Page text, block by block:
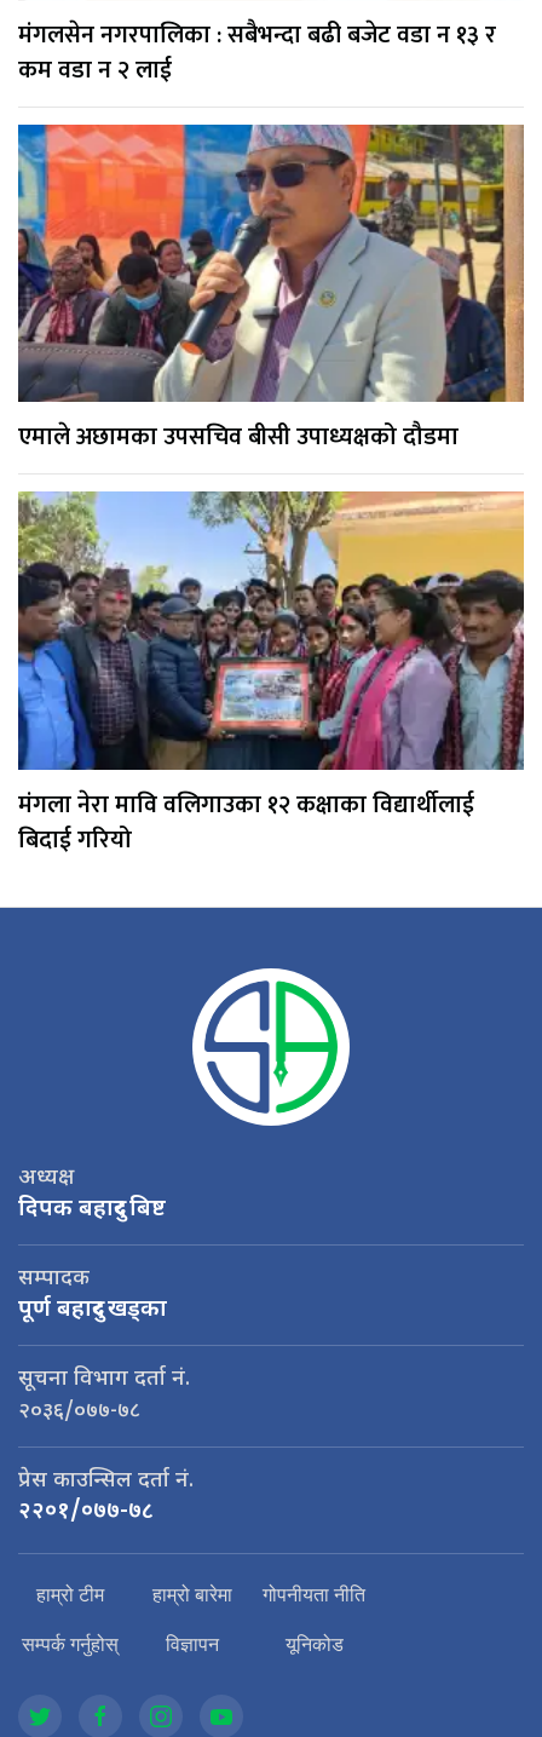
मंगलसेन नगरपालिका : सबैभन्दा बढी बजेट वडा न १३ र
कम वडा न २ लाई
एमाले अछामका उपसचिव बीसी उपाध्यक्षको दौडमा
मंगला नेरा मावि वलिगाउका १२ कक्षाका विद्यार्थीलाई
बिदाई गरियो
अध्यक्ष
दिपक बहादुर बिष्ट
सम्पादक
पूर्ण बहादुर खड्का
सूचना विभाग दर्ता नं.
२०३६/०७७-७८
प्रेस काउन्सिल दर्ता नं.
२२०१/०७७-७८
हाम्रो टीम हाम्रो बारेमा गोपनीयता नीति
सम्पर्क गर्नुहोस् विज्ञापन यूनिकोड